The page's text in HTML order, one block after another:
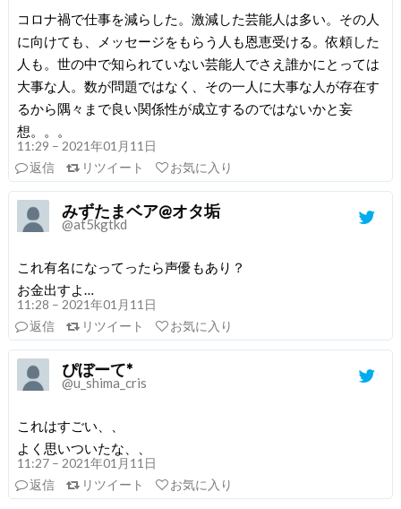
コロナ禍で仕事を減らした。激減した芸能人は多い。その人
に向けても、メッセージをもらう人も恩恵受ける。依頼した
人も。世の中で知られていない芸能人でさえ誰かにとっては
大事な人。数が問題ではなく、その一人に大事な人が存在す
るから隅々まで良い関係性が成立するのではないかと妄
想。。。
11:29 – 2021年01月11日
返信
リツイート お気に入り
みずたまベア@オタ垢
@at5kgtkd
これ有名になってったら声優もあり？
お金出すよ…
11:28 – 2021年01月11日
返信
リツイート お気に入り
ぴぼーて*
@u_shima_cris
これはすごい、、
よく思いついたな、、
11:27 – 2021年01月11日
返信
リツイート お気に入り